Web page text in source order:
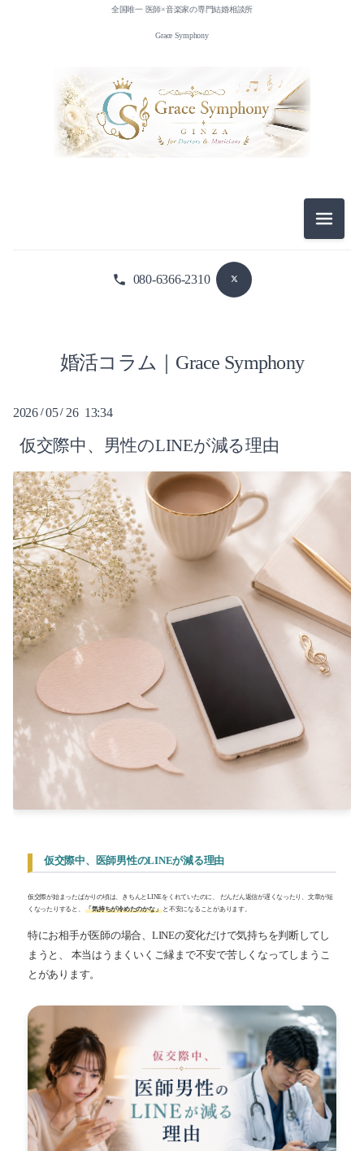
2026-05（9）
2026-04（10）
2023-11（1）
2022-05（1）
080-6366-2310
全国唯一 医師×音楽家の専門結婚相談所
Grace Symphony
2026-08（5）
2026-07（10）
2026-04（10）
2025-03（1）
2023-11（1）
メニュ
婚活コラム｜Grace Symphony
2026/05/ 26 13:34
仮交際中、男性のLINEが減る理由
仮交際中、医師男性のLINEが減る理由
仮交際が始まったばかりの頃は、きちんとLINEをくれていたのに、 だんだん返信が遅くなったり、文章が短
くなったりすると、「気持ちが冷めたのかな」と不安になることがあります。
特にお相手が医師の場合、LINEの変化だけで気持ちを判断してし
まうと、 本当はうまくいくご縁まで不安で苦しくなってしまうこ
とがあります。